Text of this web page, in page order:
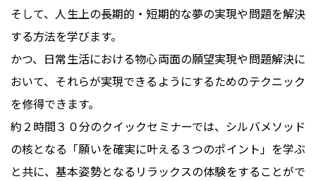
そして、人生上の長期的・短期的な夢の実現や問題を解決
する方法を学びます。
かつ、日常生活における物心両面の願望実現や問題解決に
おいて、それらが実現できるようにするためのテクニック
を修得できます。
約２時間３０分のクイックセミナーでは、シルバメソッド
の核となる「願いを確実に叶える３つのポイント」を学ぶ
と共に、基本姿勢となるリラックスの体験をすることがで